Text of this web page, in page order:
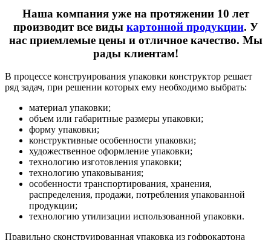
Наша компания уже на протяжении 10 лет
производит все виды картонной продукции. У
нас приемлемые цены и отличное качество. Мы
рады клиентам!
В процессе конструирования упаковки конструктор решает
ряд задач, при решении которых ему необходимо выбрать:
материал упаковки;
объем или габаритные размеры упаковки;
форму упаковки;
конструктивные особенности упаковки;
художественное оформление упаковки;
технологию изготовления упаковки;
технологию упаковывания;
особенности транспортирования, хранения,
распределения, продажи, потребления упакованной
продукции;
технологию утилизации использованной упаковки.
Правильно сконструированная упаковка из гофрокартона